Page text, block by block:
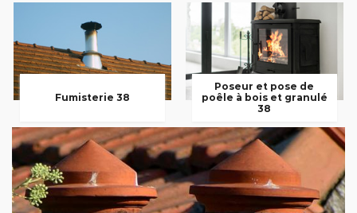
Fumisterie 38
Poseur et pose de
poêle à bois et granulé
38